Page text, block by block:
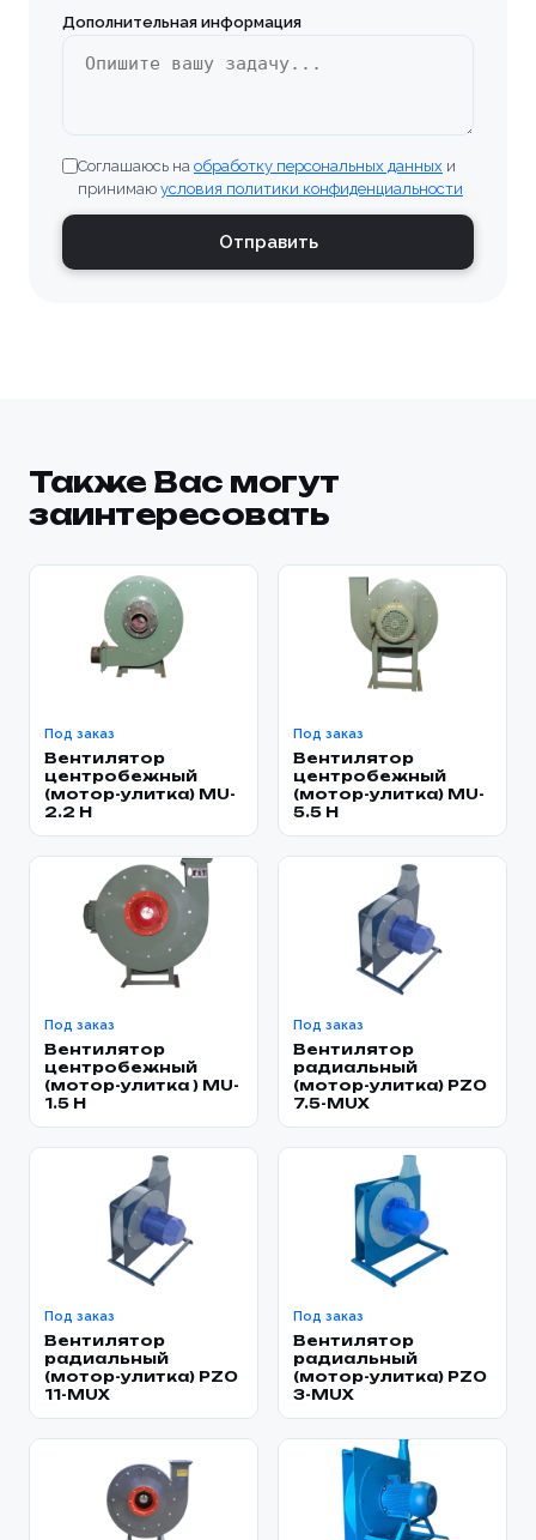
Дополнительная информация
Соглашаюсь на обработку персональных данных и
принимаю условия политики конфиденциальности
Отправить
Также Вас могут
заинтересовать
Под заказ
Вентилятор
центробежный
(мотор-улитка) MU-
2.2 H
Под заказ
Вентилятор
центробежный
(мотор-улитка) MU-
5.5 H
Под заказ
Вентилятор
центробежный
(мотор-улитка ) MU-
1.5 H
Под заказ
Вентилятор
радиальный
(мотор-улитка) PZO
7.5-MUX
Под заказ
Вентилятор
радиальный
(мотор-улитка) PZO
11-MUX
Под заказ
Вентилятор
радиальный
(мотор-улитка) PZO
3-MUX